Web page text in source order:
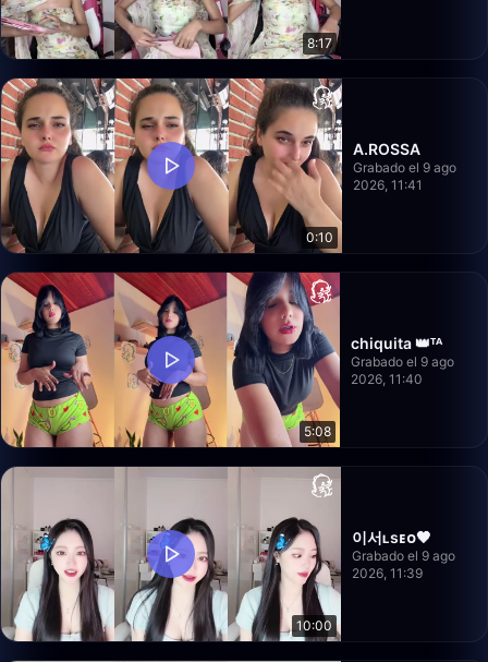
8:17
0:10
A.ROSSA
Grabado el 9 ago
2026, 11:41
5:08
chiquita 👑ᵀᴬ
Grabado el 9 ago
2026, 11:40
10:00
이서ʟsᴇᴏ🖤
Grabado el 9 ago
2026, 11:39